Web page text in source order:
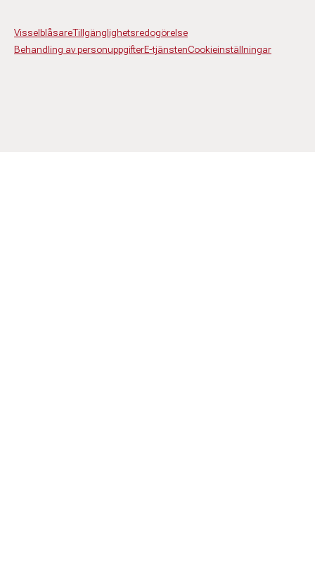
VisselblåsareTillgänglighetsredogörelse
Behandling av personuppgifterE-tjänstenCookieinställningar